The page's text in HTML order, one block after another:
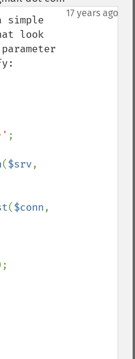
17 years ago
simple
look
;
($srv
($conn